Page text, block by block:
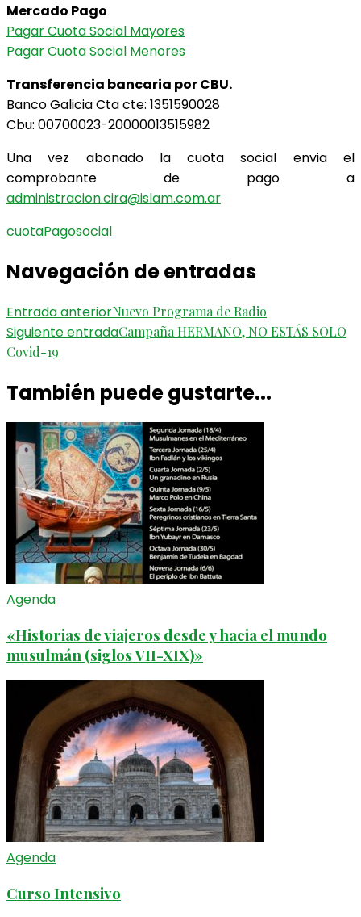
Mercado Pago
Pagar Cuota Social Mayores
Pagar Cuota Social Menores
Transferencia bancaria por CBU.
Banco Galicia Cta cte: 1351590028
Cbu: 00700023-20000013515982
Una vez abonado la cuota social envia el
comprobante de pago a
administracion.cira@islam.com.ar
cuotaPagosocial
Navegación de entradas
Entrada anteriorNuevo Programa de Radio
Siguiente entradaCampaña HERMANO, NO ESTÁS SOLO
Covid-19
También puede gustarte...
Agenda
«Historias de viajeros desde y hacia el mundo
musulmán (siglos VII-XIX)»
Agenda
Curso Intensivo